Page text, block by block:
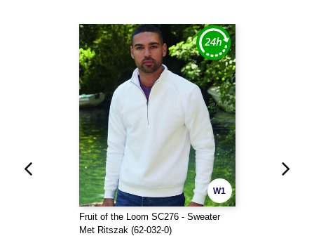
W1
Fruit of the Loom SC276 - Sweater
Met Ritszak (62-032-0)